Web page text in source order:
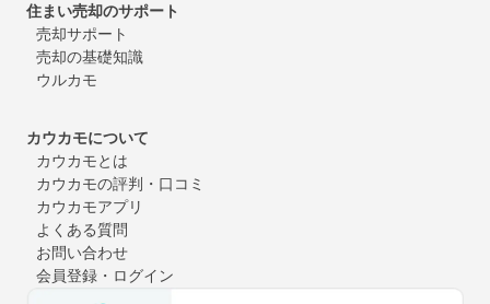
住まい売却のサポート
売却サポート
売却の基礎知識
ウルカモ
カウカモについて
カウカモとは
カウカモの評判・口コミ
カウカモアプリ
よくある質問
お問い合わせ
会員登録・ログイン